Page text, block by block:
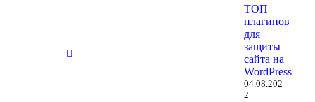
Нет
заголовка
29.10.2025
ТОП
плагинов
для
защиты
сайта на
WordPress
04.08.202
2